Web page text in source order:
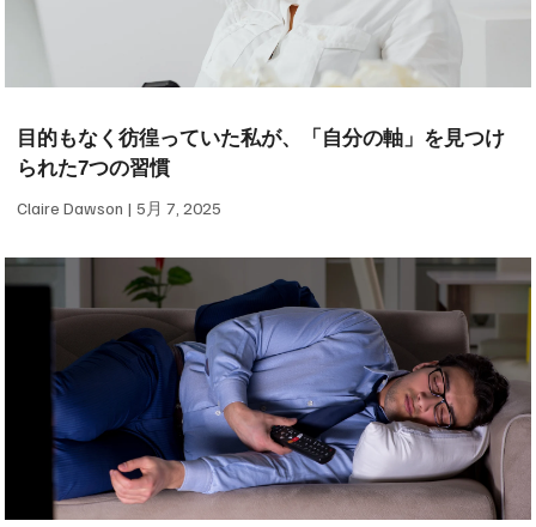
目的もなく彷徨っていた私が、「自分の軸」を見つけ
られた7つの習慣
Claire Dawson 5月 7, 2025